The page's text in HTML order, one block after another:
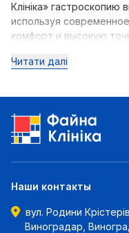
Клініка»
используя
комфорт и высокую
Читати далі
Наши контакты
вул. Родини
Виноградар,